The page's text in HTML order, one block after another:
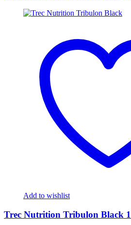
Add to wishlist
Trec Nutrition Tribulon Black